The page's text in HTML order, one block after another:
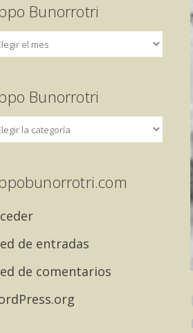
Bunorrotri
Bunorrotri
de entradas
de comentarios